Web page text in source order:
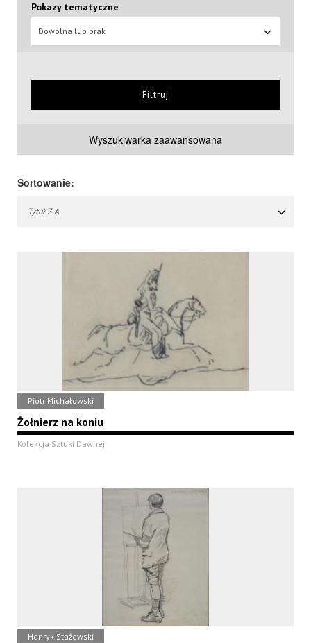
Pokazy tematyczne
Dowolna lub brak
Filtruj
Wyszukiwarka zaawansowana
Sortowanie:
Tytuł Z-A
Piotr Michałowski
Żołnierz na koniu
Kolekcja Sztuki Dawnej
Henryk Stażewski